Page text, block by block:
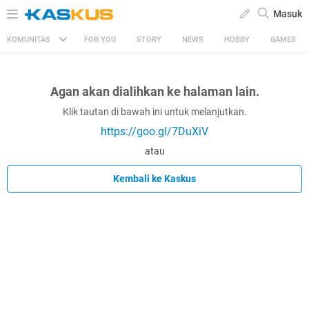
Masuk
KOMUNITAS FOR YOU STORY NEWS HOBBY GAMES
Agan akan dialihkan ke halaman lain.
Klik tautan di bawah ini untuk melanjutkan.
https://goo.gl/7DuXiV
atau
Kembali ke Kaskus